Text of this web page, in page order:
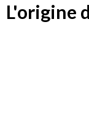
L'origine